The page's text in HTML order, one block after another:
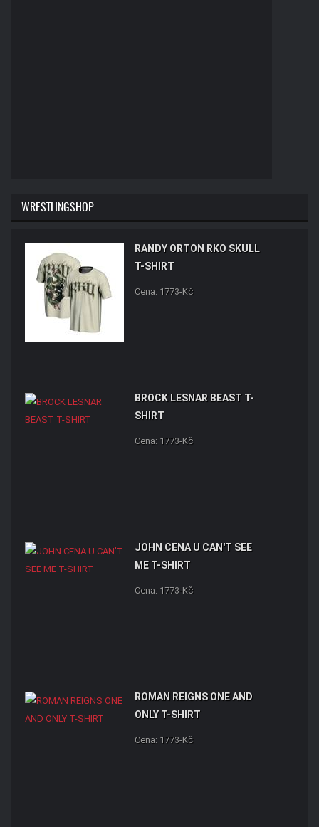
WRESTLINGSHOP
RANDY ORTON RKO SKULL
T-SHIRT
Cena: 1773-Kč
BROCK LESNAR BEAST T-
SHIRT
Cena: 1773-Kč
JOHN CENA U CAN'T SEE
ME T-SHIRT
Cena: 1773-Kč
ROMAN REIGNS ONE AND
ONLY T-SHIRT
Cena: 1773-Kč